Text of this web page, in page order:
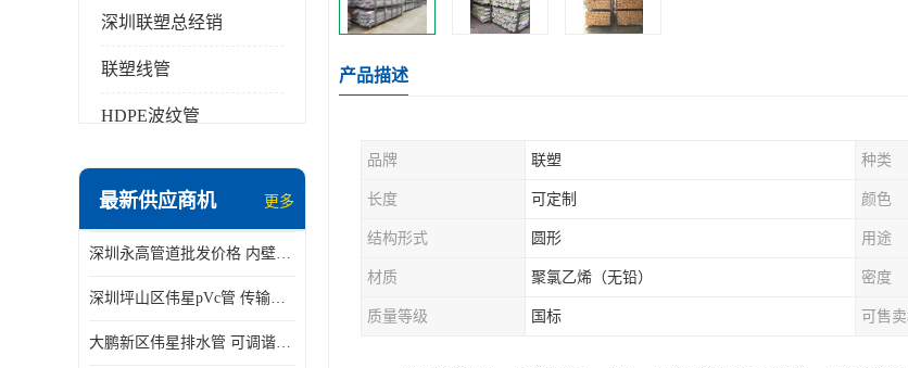
深圳联塑总经销
联塑线管
HDPE波纹管
最新供应商机 更多
深圳永高管道批发价格 内壁光滑 抗震性能好
深圳坪山区伟星pVc管 传输损耗小 频率稳定性好
大鹏新区伟星排水管 可调谐性好 大功率 效率高
产品描述
品牌 联塑 种类
长度 可定制 颜色
结构形式 圆形 用途
材质 聚氯乙烯（无铅） 密度
质量等级 国标 可售